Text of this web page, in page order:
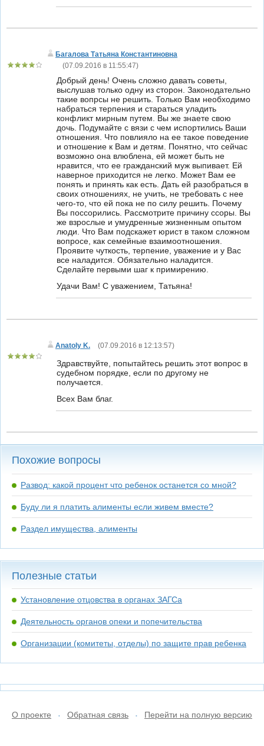
Багалова Татьяна Константиновна
(07.09.2016 в 11:55:47)
Добрый день! Очень сложно давать советы,
выслушав только одну из сторон. Законодательно
такие вопрсы не решить. Только Вам необходимо
набраться терпения и стараться уладить
конфликт мирным путем. Вы же знаете свою
дочь. Подумайте с вязи с чем испортились Ваши
отношения. Что повлияло на ее такое поведение
и отношение к Вам и детям. Понятно, что сейчас
возможно она влюблена, ей может быть не
нравится, что ее гражданский муж выпивает. Ей
наверное приходится не легко. Может Вам ее
понять и принять как есть. Дать ей разобраться в
своих отношениях, не учить, не требовать с нее
чего-то, что ей пока не по силу решить. Почему
Вы поссорились. Рассмотрите причину ссоры. Вы
же взрослые и умудренные жизненным опытом
люди. Что Вам подскажет юрист в таком сложном
вопросе, как семейные взаимоотношения.
Проявите чуткость, терпение, уважение и у Вас
все наладится. Обязательно наладится.
Сделайте первыми шаг к примирению.
Удачи Вам! С уважением, Татьяна!
Anatoly K. (07.09.2016 в 12:13:57)
Здравствуйте, попытайтесь решить этот вопрос в
судебном порядке, если по другому не
получается.
Всех Вам благ.
Похожие вопросы
Развод: какой процент что ребенок останется со мной?
Буду ли я платить алименты если живем вместе?
Раздел имущества, алименты
Полезные статьи
Установление отцовства в органах ЗАГСа
Деятельность органов опеки и попечительства
Организации (комитеты, отделы) по защите прав ребенка
О проекте • Обратная связь • Перейти на полную версию